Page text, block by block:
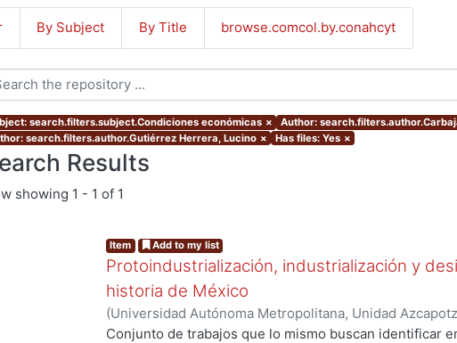
By Subject By Title browse.comcol.by.conahcyt
search.filters.subject.Condiciones económicas × Author:
search.filters.author.Gutiérrez Herrera, Lucino × Has files: Yes ×
Results
showing 1 - 1 of 1
Item Add to my list
Protoindustrialización, industrialización y
historia de México
(Universidad Autónoma Metropolitana, Unidad
Sociales y Humanidades, Departamento de
Conjunto de trabajos que lo mismo buscan identificar